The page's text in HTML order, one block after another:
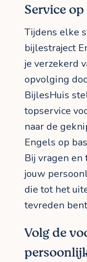
Service
Tijdens elke
bijlestraject
je verzekerd
opvolging
BijlesHuis
topservice
naar de
Engels op
Bij vragen
jouw
die tot het
tevreden
Volg de